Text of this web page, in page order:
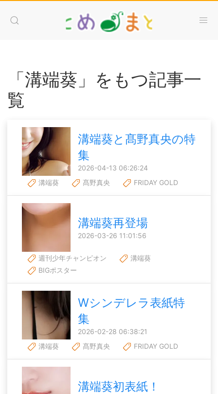
「溝端葵」をもつ記事一
覧
溝端葵と髙野真央の特
集
2026-04-13 06:26:24
溝端葵
髙野真央 FRIDAY GOLD
溝端葵再登場
2026-03-26 11:01:56
週刊少年チャンピオン
溝端葵
BIGポスター
Wシンデレラ表紙特
集
2026-02-28 06:38:21
溝端葵
髙野真央 FRIDAY GOLD
溝端葵初表紙！